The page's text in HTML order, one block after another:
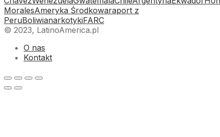
MoralesAmeryka Środkowaraport z
PeruBoliwianarkotykiFARC
© 2023, LatinoAmerica.pl
O nas
Kontakt